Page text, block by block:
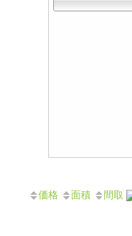
価格 面積 間取